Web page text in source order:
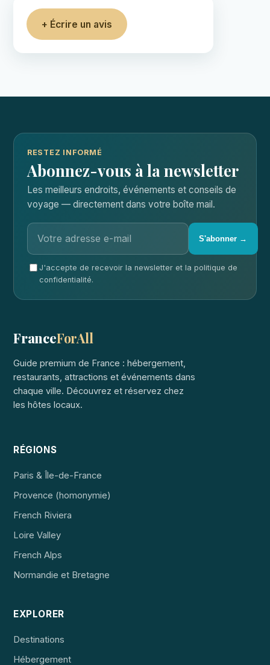
+ Écrire un avis
RESTEZ INFORMÉ
Abonnez-vous à la newsletter
Les meilleurs endroits, événements et conseils de
voyage — directement dans votre boîte mail.
S'abonner →
J'accepte de recevoir la newsletter et la politique de
confidentialité.
FranceForAll
Guide premium de France : hébergement,
restaurants, attractions et événements dans
chaque ville. Découvrez et réservez chez
les hôtes locaux.
RÉGIONS
Paris & Île-de-France
Provence (homonymie)
French Riviera
Loire Valley
French Alps
Normandie et Bretagne
EXPLORER
Destinations
Hébergement